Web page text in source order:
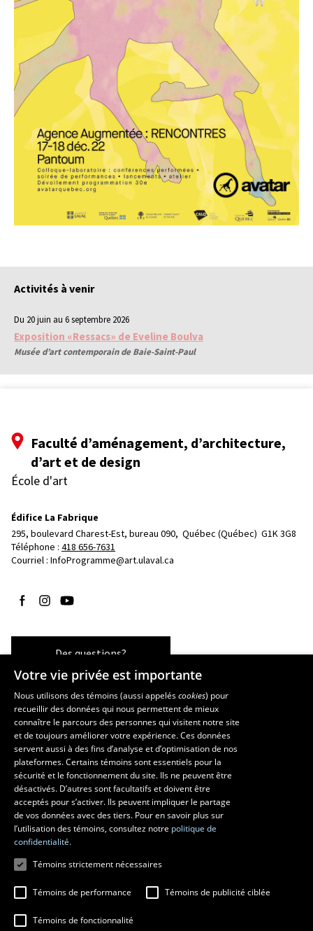
Activités à venir
Du 20 juin au 6 septembre 2026
Exposition «Ressacs» de Eveline Boulva
Musée d’art contemporain de Baie-Saint-Paul
Faculté d’aménagement, d’architecture,
d’art et de design
École d'art
Édifice La Fabrique
295, boulevard Charest-Est, bureau 090, Québec (Québec)  G1K 3G8
Téléphone : 418 656-7631
Courriel : InfoProgramme@art.ulaval.ca
Suivez-nous sur Facebook
Suivez-nous sur Instagram
Suivez-nous sur YouTube
Des questions?
Les écoles et la recherche
École supérieure d’aménagement du territoire et de développement
régional
École d’architecture
École de design
Centre de recherche en aménagement et développement
Votre vie privée est importante
Nous utilisons des témoins (aussi appeléscookies) pour
recueillir des données qui nous permettent de mieux
connaître le parcours des personnes qui visitent notre site
et de toujours améliorer votre expérience. Ces données
servent aussi à des fins d’analyse et d’optimisation de nos
plateformes. Certains témoins sont essentiels pour la
sécurité et le fonctionnement du site. Ils ne peuvent être
désactivés. D’autres sont facultatifs et doivent être
acceptés pour s’activer. Ils peuvent impliquer le partage
de vos données avec des tiers. Pour en savoir plus sur
l’utilisation des témoins, consultez notre politique de
confidentialité.
Témoins strictement nécessaires
Témoins de performance Témoins de publicité ciblée
Témoins de fonctionnalité